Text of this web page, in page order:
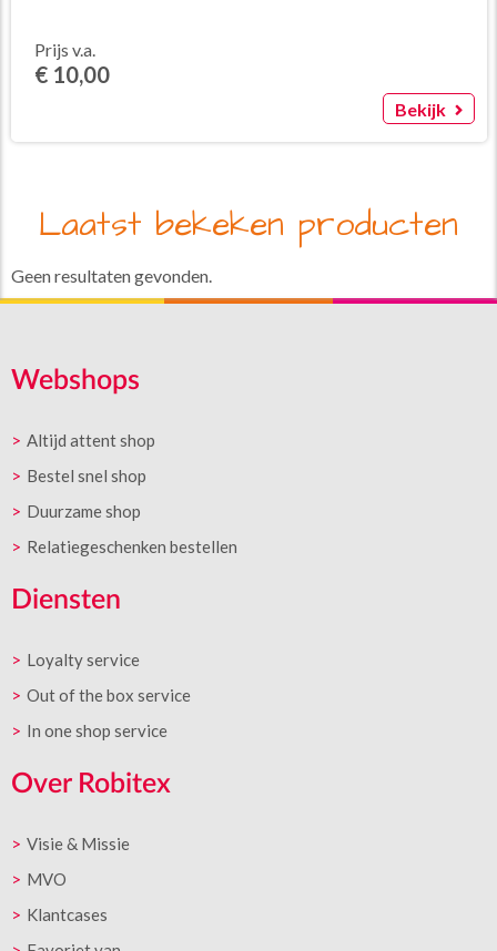
Prijs v.a.
€ 10,00
Bekijk
Laatst bekeken producten
Geen resultaten gevonden.
Webshops
Altijd attent shop
Bestel snel shop
Duurzame shop
Relatiegeschenken bestellen
Diensten
Loyalty service
Out of the box service
In one shop service
Over Robitex
Visie & Missie
MVO
Klantcases